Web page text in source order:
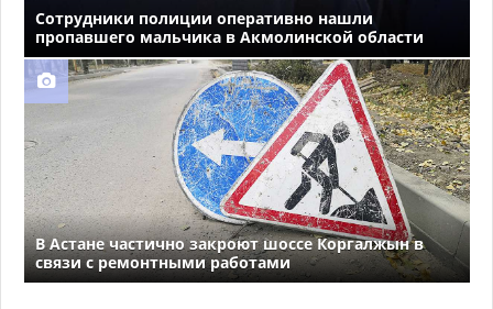
Сотрудники полиции оперативно нашли
пропавшего мальчика в Акмолинской области
В Астане частично закроют шоссе Коргалжын в
связи с ремонтными работами